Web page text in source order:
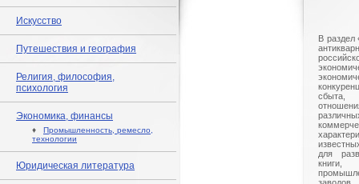
Искусство
Путешествия и география
Религия, философия,
психология
Экономика, финансы
♦ Промышленность, ремесло,
технологии
Юридическая литература
В
сбыта,
для
книги,